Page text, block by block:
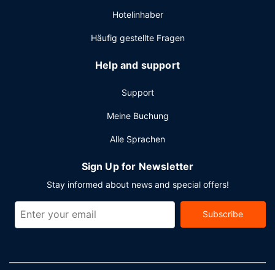
Hotelinhaber
Häufig gestellte Fragen
Help and support
Support
Meine Buchung
Alle Sprachen
Sign Up for Newsletter
Stay informed about news and special offers!
Subscribe